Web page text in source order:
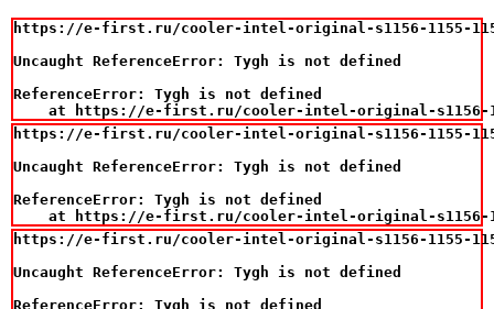
https://e-first.ru/cooler-intel-original-s1156-1155-
Uncaught ReferenceError: Tygh is not defined
ReferenceError: Tygh is not defined
at https://e-first.ru/cooler-intel-original-
https://e-first.ru/cooler-intel-original-s1156-1155-1150-
Uncaught ReferenceError: Tygh is not defined
ReferenceError: Tygh is not defined
at https://e-first.ru/cooler-intel-original-
https://e-first.ru/cooler-intel-original-s1156-1155-
Uncaught ReferenceError: Tygh is not defined
ReferenceError: Tygh is not defined